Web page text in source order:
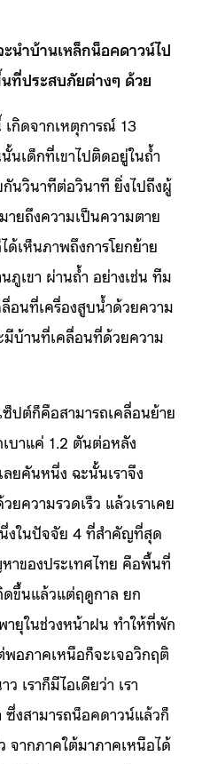
นำบ้านเหล็กน็อคดาวน์ไป
ที่ประสบภัยต่างๆ ด้วย
เกิดจากเหตุการณ์ 13
นเด็กที่เขาไปติดอยู่ในถ้ำ
กันวินาทีต่อวินาที ยิ่งไปถึงผู้
ายถึงความเป็นความตาย
ด้เห็นภาพถึงการโยกย้าย
เขา ผ่านถ้ำ อย่างเช่น ทีม
อนที่เครื่องสูบน้ำด้วยความ
มีบ้านที่เคลื่อนที่ด้วยความ
ปต์ก็คือสามารถเคลื่อนย้าย
บาแค่ 1.2 ตันต่อหลัง
ยคันหนึ่ง ฉะนั้นเราจึง
ความรวดเร็ว แล้วเราเคย
งในปัจจัย 4 ที่สำคัญที่สุด
ของประเทศไทย คือพื้นที่
ขึ้นแล้วแต่ฤดูกาล ยก
ายุในช่วงหน้าฝน ทำให้ที่พัก
อภาคเหนือก็จะเจอวิกฤติ
เราก็มีไอเดียว่า เรา
ซึ่งสามารถน็อคดาวน์แล้วก็
จากภาคใต้มาภาคเหนือได้